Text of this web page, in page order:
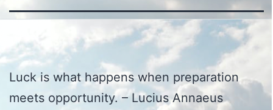
Luck is what happens when preparation
meets opportunity. – Lucius Annaeus